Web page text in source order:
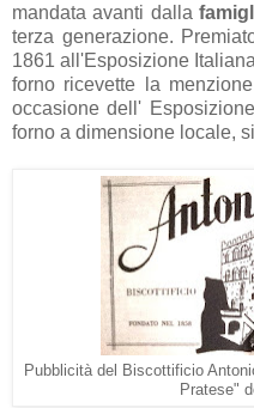
mandata avanti dalla
terza generazione.
1861 all'Esposizione
forno ricevette la
occasione dell'
forno a dimensione locale,
Pubblicità del Biscottificio
Pratese"